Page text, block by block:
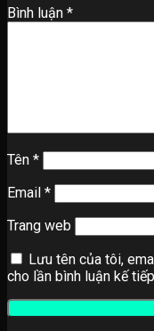
Bình luận *
Tên *
Email *
Trang web
Lưu tên của tôi,
cho lần bình luận kế